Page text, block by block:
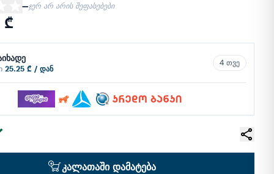
—ჯერ არ არის შეფასებები
₾
25.25 ₾ / დან
4 თვე
კალათაში დამატება